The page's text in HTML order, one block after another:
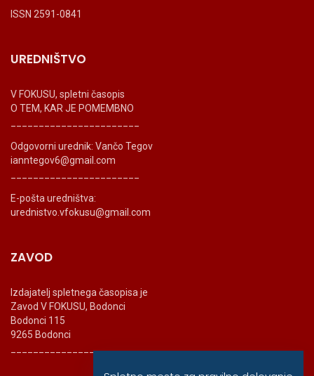
ISSN 2591-0841
UREDNIŠTVO
V FOKUSU, spletni časopis
O TEM, KAR JE POMEMBNO
Odgovorni urednik: Vančo Tegov
ianntegov6@gmail.com
E-pošta uredništva:
urednistvo.vfokusu@gmail.com
ZAVOD
Izdajatelj spletnega časopisa je
Zavod V FOKUSU, Bodonci
Bodonci 115
9265 Bodonci
_______________________